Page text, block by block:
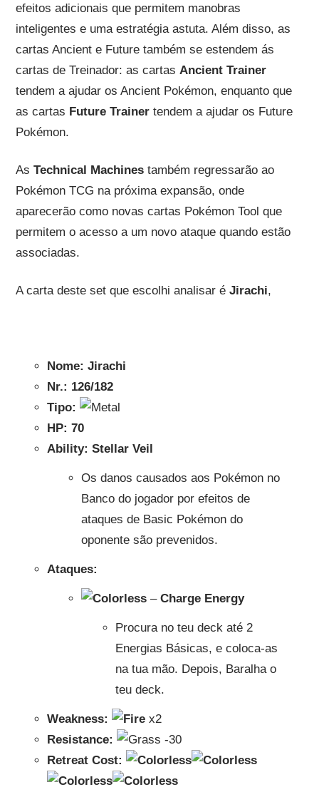
efeitos adicionais que permitem manobras
inteligentes e uma estratégia astuta. Além disso, as
cartas Ancient e Future também se estendem ás
cartas de Treinador: as cartas Ancient Trainer
tendem a ajudar os Ancient Pokémon, enquanto que
as cartas Future Trainertendem a ajudar os Future
Pokémon.
As Technical Machinestambém regressarão ao
Pokémon TCG na próxima expansão, onde
aparecerão como novas cartas Pokémon Tool que
permitem o acesso a um novo ataque quando estão
associadas.
A carta deste set que escolhi analisar é Jirachi,
Nome: Jirachi
Nr.: 126/182
Tipo:
HP: 70
Ability: Stellar Veil
Os danos causados aos Pokémon no
Banco do jogador por efeitos de
ataques de Basic Pokémon do
oponente são prevenidos.
Ataques:
– Charge Energy
Procura no teu deck até 2
Energias Básicas, e coloca-as
na tua mão. Depois, Baralha o
teu deck.
Weakness:
x2
Resistance:
-30
Retreat Cost: